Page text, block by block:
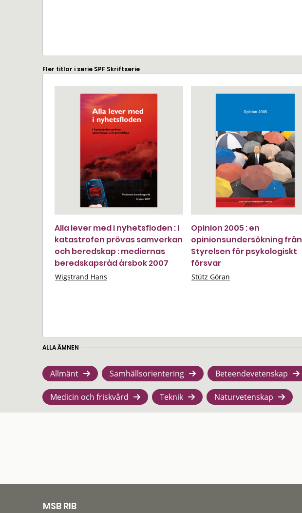
Fler titlar i serie SPF Skriftserie
Alla lever med i nyhetsfloden : i
katastrofen prövas samverkan
och beredskap : mediernas
beredskapsråd årsbok 2007
Wigstrand Hans
Opinion 2005 : en
opinionsundersökning från
Styrelsen för psykologiskt
försvar
Stütz Göran
ALLA ÄMNEN
Allmänt Samhällsorientering Beteendevetenskap
Medicin och friskvård Teknik Naturvetenskap
MSB RIB